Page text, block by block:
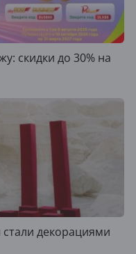
скидки до 30% на
декорациями